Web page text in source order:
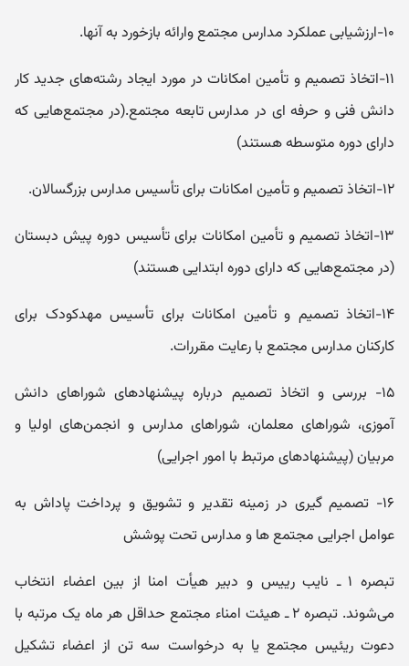
۱۰-ارزشیابی عملکرد مدارس مجتمع وارائه بازخورد به آنها.
۱۱-اتخاذ تصمیم و تأمین امکانات در مورد ایجاد رشته‌های جدید کار
دانش فنی و حرفه ای در مدارس تابعه مجتمع.(در مجتمع‌هایی که
دارای دوره متوسطه هستند)
۱۲-اتخاذ تصمیم و تأمین امکانات برای تأسیس مدارس بزرگسالان.
۱۳-اتخاذ تصمیم و تأمین امکانات برای تأسیس دوره پیش دبستان
(در مجتمع‌هایی که دارای دوره ابتدایی هستند)
۱۴-اتخاذ تصمیم و تأمین امکانات برای تأسیس مهدکودک برای
کارکنان مدارس مجتمع با رعایت مقررات.
۱۵- بررسی و اتخاذ تصمیم درباره پیشنهادهای شوراهای دانش
آموزی، شوراهای معلمان، شوراهای مدارس و انجمن‌های اولیا و
مربیان (پیشنهادهای مرتبط با امور اجرایی)
۱۶- تصمیم گیری در زمینه تقدیر و تشویق و پرداخت پاداش به
عوامل اجرایی مجتمع ها و مدارس تحت پوشش
تبصره ۱ ـ نایب رییس و دبیر هیأت امنا از بین اعضاء انتخاب
می‌شوند. تبصره ۲ ـ هیئت امناء مجتمع حداقل هر ماه یک مرتبه با
دعوت ریئیس مجتمع یا به درخواست سه تن از اعضاء تشکیل